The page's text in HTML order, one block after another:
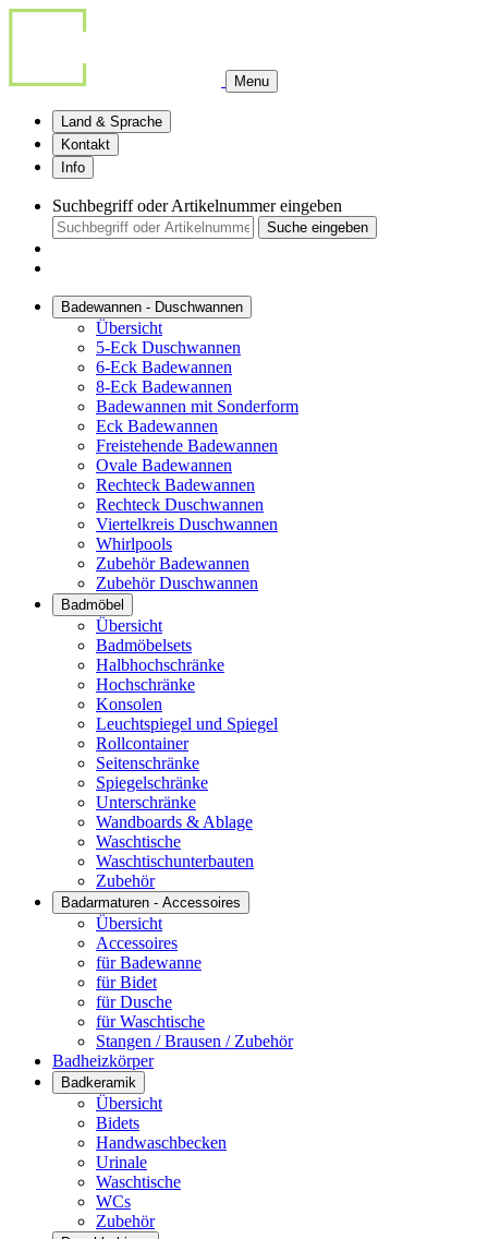
Menu
Land & Sprache
Kontakt
Info
Suchbegriff oder Artikelnummer eingeben
Suche eingeben
Badewannen - Duschwannen
Übersicht
5-Eck Duschwannen
6-Eck Badewannen
8-Eck Badewannen
Badewannen mit Sonderform
Eck Badewannen
Freistehende Badewannen
Ovale Badewannen
Rechteck Badewannen
Rechteck Duschwannen
Viertelkreis Duschwannen
Whirlpools
Zubehör Badewannen
Zubehör Duschwannen
Badmöbel
Übersicht
Badmöbelsets
Halbhochschränke
Hochschränke
Konsolen
Leuchtspiegel und Spiegel
Rollcontainer
Seitenschränke
Spiegelschränke
Unterschränke
Wandboards & Ablage
Waschtische
Waschtischunterbauten
Zubehör
Badarmaturen - Accessoires
Übersicht
Accessoires
für Badewanne
für Bidet
für Dusche
für Waschtische
Stangen / Brausen / Zubehör
Badheizkörper
Badkeramik
Übersicht
Bidets
Handwaschbecken
Urinale
Waschtische
WCs
Zubehör